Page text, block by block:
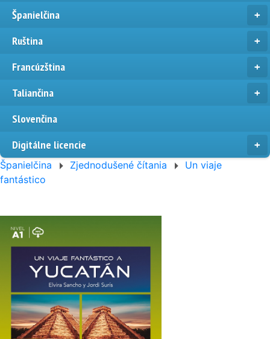
Španielčina
Ruština
Francúzština
Taliančina
Slovenčina
Digitálne licencie
Španielčina Zjednodušené čítania
Un viaje
fantástico